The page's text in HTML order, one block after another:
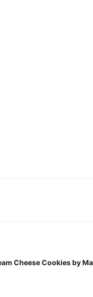
Cheese Cookies by